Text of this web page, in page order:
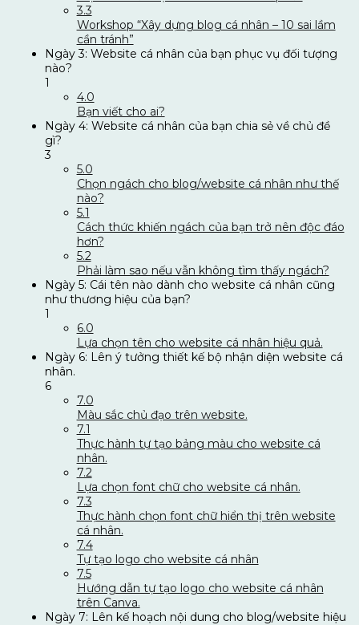
3.3
Workshop “Xây dựng blog cá nhân – 10 sai lầm
cần tránh”
Ngày 3: Website cá nhân của bạn phục vụ đối tượng
nào?
1
4.0
Bạn viết cho ai?
Ngày 4: Website cá nhân của bạn chia sẻ về chủ đề
gì?
3
5.0
Chọn ngách cho blog/website cá nhân như thế
nào?
5.1
Cách thức khiến ngách của bạn trở nên độc đáo
hơn?
5.2
Phải làm sao nếu vẫn không tìm thấy ngách?
Ngày 5: Cái tên nào dành cho website cá nhân cũng
như thương hiệu của bạn?
1
6.0
Lựa chọn tên cho website cá nhân hiệu quả.
Ngày 6: Lên ý tưởng thiết kế bộ nhận diện website cá
nhân.
6
7.0
Màu sắc chủ đạo trên website.
7.1
Thực hành tự tạo bảng màu cho website cá
nhân.
7.2
Lựa chọn font chữ cho website cá nhân.
7.3
Thực hành chọn font chữ hiển thị trên website
cá nhân.
7.4
Tự tạo logo cho website cá nhân
7.5
Hướng dẫn tự tạo logo cho website cá nhân
trên Canva.
Ngày 7: Lên kế hoạch nội dung cho blog/website hiệu